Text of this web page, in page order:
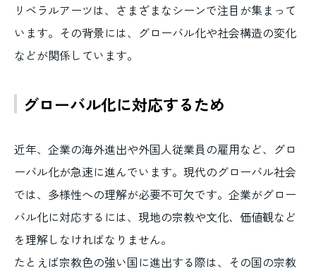
リベラルアーツは、さまざまなシーンで注目が集まって
います。その背景には、グローバル化や社会構造の変化
などが関係しています。
グローバル化に対応するため
近年、企業の海外進出や外国人従業員の雇用など、グロ
ーバル化が急速に進んでいます。現代のグローバル社会
では、多様性への理解が必要不可欠です。企業がグロー
バル化に対応するには、現地の宗教や文化、価値観など
を理解しなければなりません。
たとえば宗教色の強い国に進出する際は、その国の宗教